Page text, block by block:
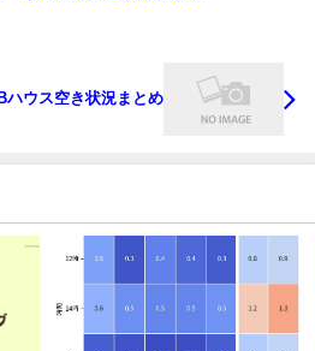
ハウス空き状況まとめ